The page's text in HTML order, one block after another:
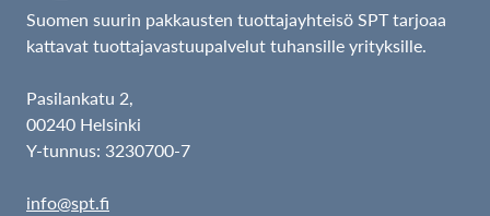
Suomen suurin pakkausten tuottajayhteisö SPT tarjoaa
kattavat tuottajavastuupalvelut tuhansille yrityksille.
Pasilankatu 2,
00240 Helsinki
Y-tunnus: 3230700-7
info@spt.fi